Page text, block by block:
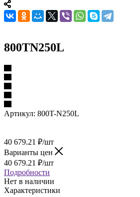
800TN250L
Артикул: 800T-N250L
40 679.21 ₽/шт
Варианты цен
40 679.21 ₽/шт
Подробности
Нет в наличии
Характеристики